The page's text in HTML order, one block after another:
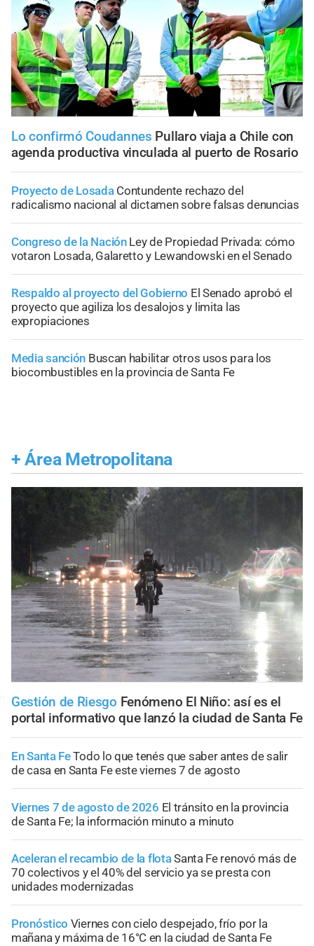
Lo confirmó Coudannes Pullaro viaja a Chile con
agenda productiva vinculada al puerto de Rosario
Proyecto de Losada Contundente rechazo del
radicalismo nacional al dictamen sobre falsas denuncias
Congreso de la Nación Ley de Propiedad Privada: cómo
votaron Losada, Galaretto y Lewandowski en el Senado
Respaldo al proyecto del Gobierno El Senado aprobó el
proyecto que agiliza los desalojos y limita las
expropiaciones
Media sanción Buscan habilitar otros usos para los
biocombustibles en la provincia de Santa Fe
+ Área Metropolitana
Gestión de Riesgo Fenómeno El Niño: así es el
portal informativo que lanzó la ciudad de Santa Fe
En Santa FeTodo lo que tenés que saber antes de salir
de casa en Santa Fe este viernes 7 de agosto
Viernes 7 de agosto de 2026 El tránsito en la provincia
de Santa Fe; la información minuto a minuto
Aceleran el recambio de la flotaSanta Fe renovó más de
70 colectivos y el 40% del servicio ya se presta con
unidades modernizadas
Pronóstico Viernes con cielo despejado, frío por la
mañana y máxima de 16°C en la ciudad de Santa Fe